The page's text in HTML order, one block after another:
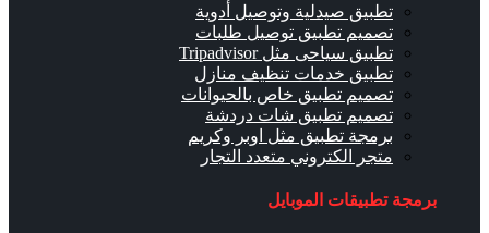
تطبيق صيدلية وتوصيل أدوية
تصميم تطبيق توصيل طلبات
تطبيق سياحى مثل Tripadvisor
تطبيق خدمات تنظيف منازل
تصميم تطبيق خاص بالحيوانات
تصميم تطبيق شات دردشة
برمجة تطبيق مثل اوبر وكريم
متجر الكتروني متعدد التجار
برمجة تطبيقات الموبايل